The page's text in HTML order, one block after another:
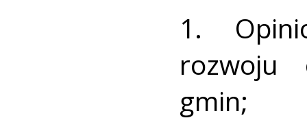
1.
rozwoju
gmin;